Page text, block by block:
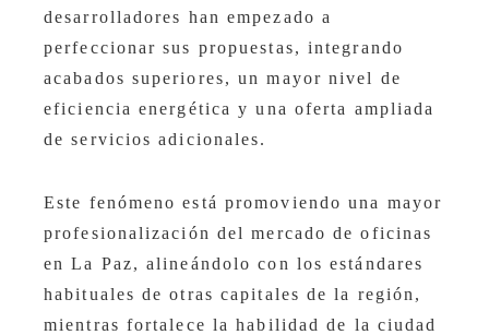
desarrolladores han empezado a
perfeccionar sus propuestas, integrando
acabados superiores, un mayor nivel de
eficiencia energética y una oferta ampliada
de servicios adicionales.
Este fenómeno está promoviendo una mayor
profesionalización del mercado de oficinas
en La Paz, alineándolo con los estándares
habituales de otras capitales de la región,
mientras fortalece la habilidad de la ciudad